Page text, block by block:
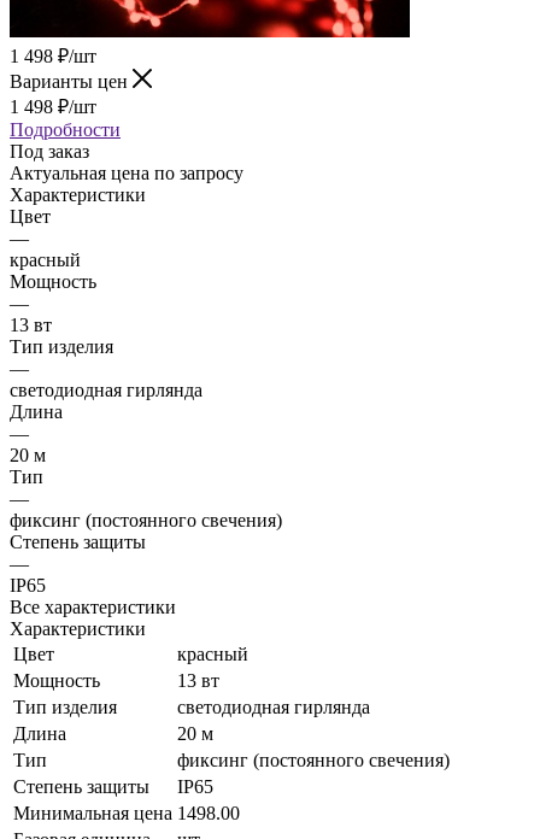
1 498 ₽/шт
Варианты цен
1 498 ₽/шт
Подробности
Под заказ
Актуальная цена по запросу
Характеристики
Цвет
—
красный
Мощность
—
13 вт
Тип изделия
—
светодиодная гирлянда
Длина
—
20 м
Тип
—
фиксинг (постоянного свечения)
Степень защиты
—
IP65
Все характеристики
Характеристики
Цвет
красный
Мощность
13 вт
Тип изделия
светодиодная гирлянда
Длина
20 м
Тип
фиксинг (постоянного свечения)
Степень защиты
IP65
Минимальная цена 1498.00